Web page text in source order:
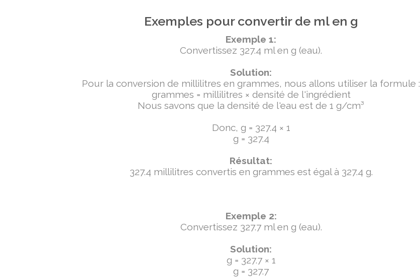
Exemples pour convertir de ml en g
Exemple 1:
Convertissez 327.4 ml en g (eau).
Solution:
Pour la conversion de millilitres en grammes, nous allons utiliser la formule :
grammes = millilitres × densité de l'ingrédient
Nous savons que la densité de l'eau est de 1 g/cm³
Donc, g = 327.4 × 1
g = 327.4
Résultat:
327.4 millilitres convertis en grammes est égal à 327.4 g.
Exemple 2:
Convertissez 327.7 ml en g (eau).
Solution:
g = 327.7 × 1
g = 327.7